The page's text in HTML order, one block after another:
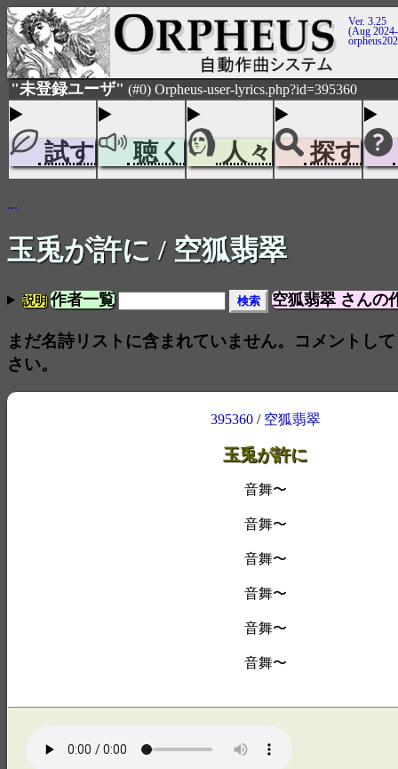
Ver. 3.25
(Aug
"未登録ユーザ" (#0) Orpheus-user-lyrics.php?id=395360
試す 聴く 人々 探す
...
玉兎が許に / 空狐翡翠
説明 作者一覧 空狐翡翠 さんの
まだ名詩リストに含まれていません。コメントし
さい。
395360/ 空狐翡翠
玉兎が許に
音舞〜
音舞〜
音舞〜
音舞〜
音舞〜
音舞〜